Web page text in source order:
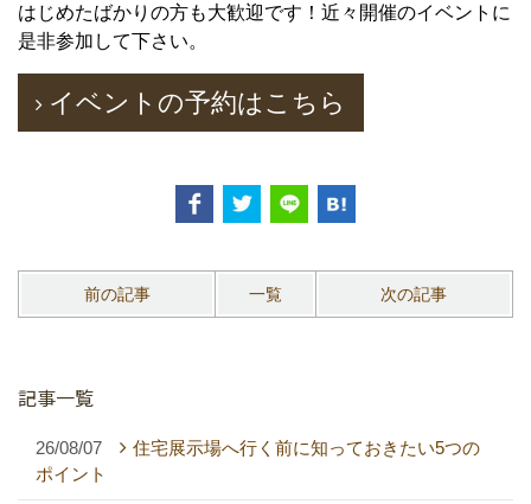
はじめたばかりの方も大歓迎です！近々開催のイベントに
是非参加して下さい。
イベントの予約はこちら
前の記事 一覧 次の記事
記事一覧
26/08/07
住宅展示場へ行く前に知っておきたい5つの
ポイント